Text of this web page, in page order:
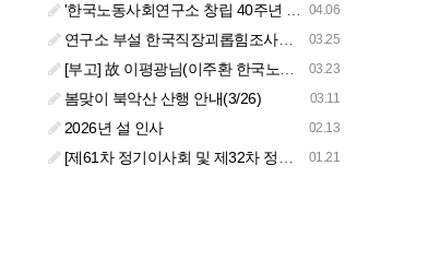
04.06
'한국노동사회연구소 창립 40주년 기념 행사 안내'
03.25
연구소 부설 한국직장괴롭힘조사센터 '2026년도 주요 사업 안내' (교육/컨설팅)
03.23
[부고] 故 이평광님(이주환 한국노동사회연구소 부소장 부친상)
03.11
봄맞이 북악산 산행 안내(3/26)
02.13
2026년 설 인사
01.21
[제61차 정기이사회 및 제32차 정기총회 합동회의] 개최 안내